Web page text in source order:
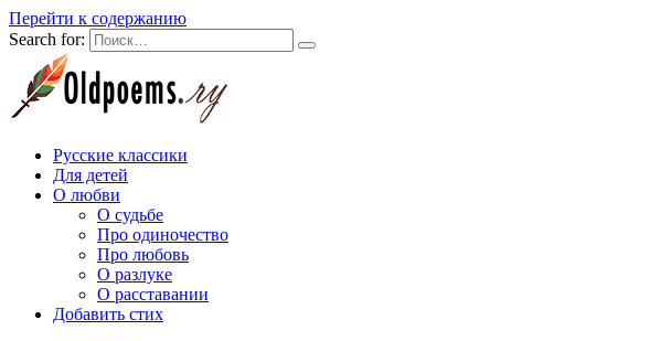
Перейти к содержанию
Search for:
Русские классики
Для детей
О любви
О судьбе
Про одиночество
Про любовь
О разлуке
О расставании
Добавить стих